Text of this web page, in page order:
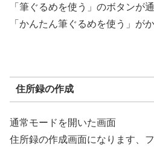
「筆ぐるめを使う」のボタンが
「かんたん筆ぐるめを使う」が
住所録の作成
通常モードを開いた画面
住所録の作成画面になります、